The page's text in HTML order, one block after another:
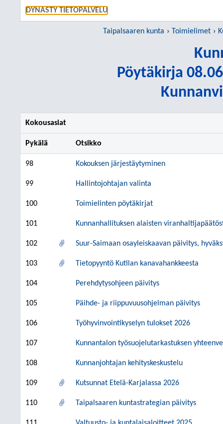
DYNASTY TIETOPALVELU
Taipalsaaren kunta Toimielimet
Pöytäkirja
Kokousasiat
Pykälä Otsikko
98 Kokouksen järjestäytyminen
99 Hallintojohtajan valinta
100 Toimielinten pöytäkirjat
101 Kunnanhallituksen alaisten
102 Suur-Saimaan osayleiskaavan päivitys,
103 Tietopyyntö Kutilan kanavahankkeesta
104 Perehdytysohjeen päivitys
105 Päihde- ja riippuvuusohjelman päivitys
106 Työhyvinvointikyselyn tulokset 2026
107 Kunnantalon työsuojelutarkastuksen
108 Kunnanjohtajan kehityskeskustelu
109 Kutsunnat Etelä-Karjalassa 2026
110 Taipalsaaren kuntastrategian päivitys